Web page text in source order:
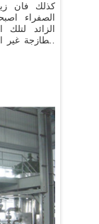
كذلك فان
الصفراء
الزائد
الطازجة غير